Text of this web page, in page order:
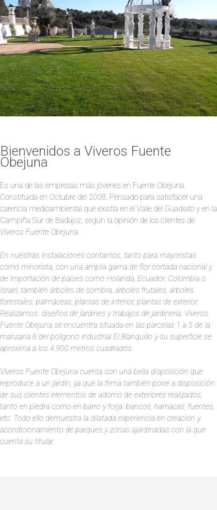
Bienvenidos a Viveros Fuente
Obejuna
Es una de las empresas más jóvenes en Fuente Obejuna.
Constituida en Octubre del 2008. Pensado para satisfacer una
carencia medioambiental que existía en el Valle del Guadiato y en la
Campiña Sur de Badajoz, según la opinión de los clientes de
Viveros Fuente Obejuna.
En nuestras instalaciones contamos, tanto para mayoristas
como minorista, con una amplia gama de flor cortada nacional y
de importación de países como Holanda, Ecuador, Colombia o
Israel, también árboles de sombra, árboles frutales, árboles
forestales, palmáceas, plantas de interior, plantas de exterior.
Realizamos diseños de jardines y trabajos de jardinería. Viveros
Fuente Obejuna se encuentra situada en las parcelas 1 a 5 de la
manzana 6 del polígono industrial El Blanquillo y su superficie se
aproxima a los 4.900 metros cuadrados.
Viveros Fuente Obejuna cuenta con una bella disposición que
reproduce a un jardín, ya que la firma también pone a disposición
de sus clientes elementos de adorno de exteriores realizados,
tanto en piedra como en barro y forja: bancos, hamacas, fuentes,
etc. Todo ello demuestra la dilatada experiencia en creación y
acondicionamiento de parques y zonas ajardinadas con la que
cuenta su titular.